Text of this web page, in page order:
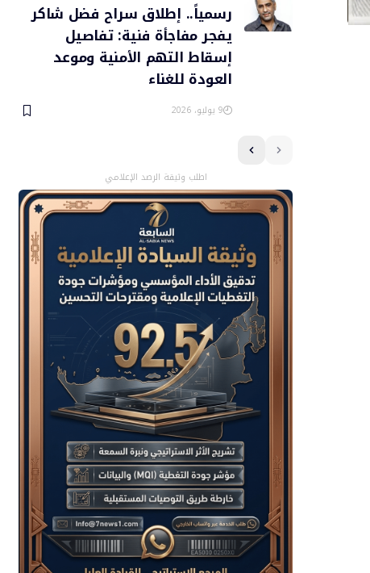
رسمياً.. إطلاق سراح فضل شاكر
يفجر مفاجأة فنية: تفاصيل
إسقاط التهم الأمنية وموعد
العودة للغناء
9 يوليو، 2026
اطلب وثيقة الرصد الإعلامي